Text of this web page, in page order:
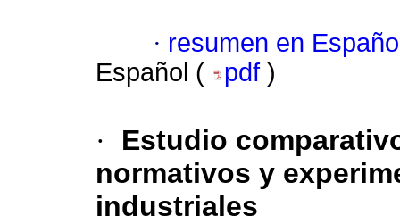
· resumen en
Español (
pdf )
·
Estudio
normativos y
industriales